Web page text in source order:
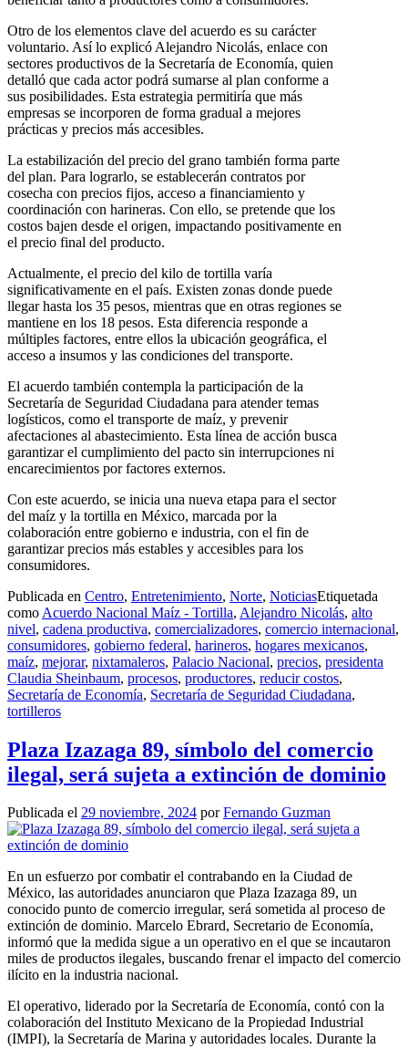
Otro de los elementos clave del acuerdo es su carácter
voluntario. Así lo explicó Alejandro Nicolás, enlace con
sectores productivos de la Secretaría de Economía, quien
detalló que cada actor podrá sumarse al plan conforme a
sus posibilidades. Esta estrategia permitiría que más
empresas se incorporen de forma gradual a mejores
prácticas y precios más accesibles.
La estabilización del precio del grano también forma parte
del plan. Para lograrlo, se establecerán contratos por
cosecha con precios fijos, acceso a financiamiento y
coordinación con harineras. Con ello, se pretende que los
costos bajen desde el origen, impactando positivamente en
el precio final del producto.
Actualmente, el precio del kilo de tortilla varía
significativamente en el país. Existen zonas donde puede
llegar hasta los 35 pesos, mientras que en otras regiones se
mantiene en los 18 pesos. Esta diferencia responde a
múltiples factores, entre ellos la ubicación geográfica, el
acceso a insumos y las condiciones del transporte.
El acuerdo también contempla la participación de la
Secretaría de Seguridad Ciudadana para atender temas
logísticos, como el transporte de maíz, y prevenir
afectaciones al abastecimiento. Esta línea de acción busca
garantizar el cumplimiento del pacto sin interrupciones ni
encarecimientos por factores externos.
Con este acuerdo, se inicia una nueva etapa para el sector
del maíz y la tortilla en México, marcada por la
colaboración entre gobierno e industria, con el fin de
garantizar precios más estables y accesibles para los
consumidores.
Publicada en Centro, Entretenimiento, Norte, NoticiasEtiquetada
como Acuerdo Nacional Maíz - Tortilla, Alejandro Nicolás, alto
nivel, cadena productiva, comercializadores, comercio internacional,
consumidores, gobierno federal, harineros, hogares mexicanos,
maíz, mejorar, nixtamaleros, Palacio Nacional, precios, presidenta
Claudia Sheinbaum, procesos, productores, reducir costos,
Secretaría de Economía, Secretaría de Seguridad Ciudadana,
tortilleros
Plaza Izazaga 89, símbolo del comercio
ilegal, será sujeta a extinción de dominio
Publicada el 29 noviembre, 2024 porFernando Guzman
En un esfuerzo por combatir el contrabando en la Ciudad de
México, las autoridades anunciaron que Plaza Izazaga 89, un
conocido punto de comercio irregular, será sometida al proceso de
extinción de dominio. Marcelo Ebrard, Secretario de Economía,
informó que la medida sigue a un operativo en el que se incautaron
miles de productos ilegales, buscando frenar el impacto del comercio
ilícito en la industria nacional.
El operativo, liderado por la Secretaría de Economía, contó con la
colaboración del Instituto Mexicano de la Propiedad Industrial
(IMPI), la Secretaría de Marina y autoridades locales. Durante la